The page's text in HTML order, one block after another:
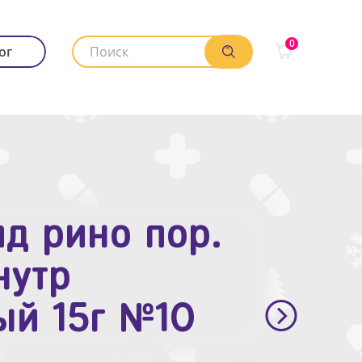
0
рино пор.
15г №10
п.п.о. 10мг